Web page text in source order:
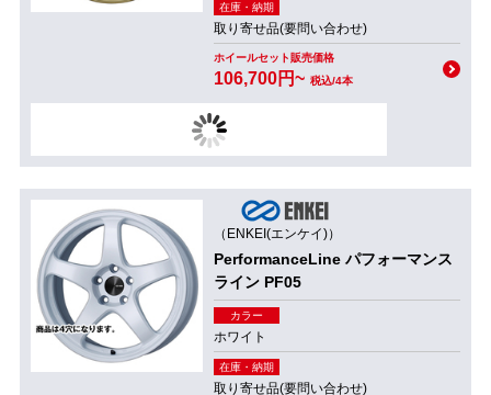
在庫・納期
取り寄せ品(要問い合わせ)
ホイールセット販売価格
106,700円~ 税込/4本
（ENKEI(エンケイ)）
PerformanceLine パフォーマンス
ライン PF05
カラー
ホワイト
在庫・納期
取り寄せ品(要問い合わせ)